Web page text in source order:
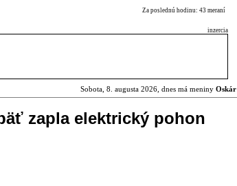
Za poslednú hodinu: 43 meraní
inzercia
Sobota, 8. augusta 2026, dnes má meniny Oskár
zapla elektrický pohon